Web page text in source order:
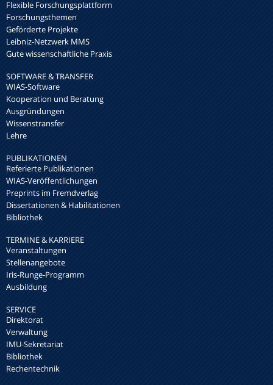
Flexible Forschungsplattform
Forschungsthemen
Geförderte Projekte
Leibniz-Netzwerk MMS
Gute wissenschaftliche Praxis
SOFTWARE & TRANSFER
WIAS-Software
Kooperation und Beratung
Ausgründungen
Wissenstransfer
Lehre
PUBLIKATIONEN
Referierte Publikationen
WIAS-Veröffentlichungen
Preprints im Fremdverlag
Dissertationen & Habilitationen
Bibliothek
TERMINE & KARRIERE
Veranstaltungen
Stellenangebote
Iris-Runge-Programm
Ausbildung
SERVICE
Direktorat
Verwaltung
IMU-Sekretariat
Bibliothek
Rechentechnik